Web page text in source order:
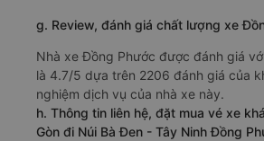
g. Review, đánh giá chất lượng xe
Nhà xe Đồng Phước được đánh giá
là 4.7/5 dựa trên 2206 đánh giá của
nghiệm dịch vụ của nhà xe này.
h. Thông tin liên hệ, đặt mua vé xe
Gòn đi Núi Bà Đen - Tây Ninh Đồng